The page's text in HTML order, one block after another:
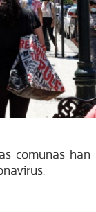
comunas han